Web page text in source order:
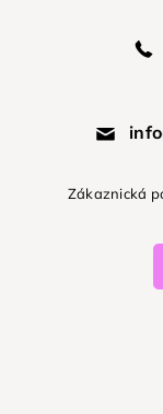
Zákaznická